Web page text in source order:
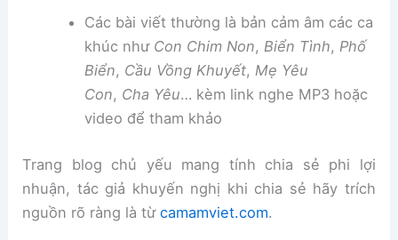
Các bài viết thường là bản cảm âm các ca
khúc như Con Chim Non, Biển Tình, Phố
Biển, Cầu Vồng Khuyết, Mẹ Yêu
Con, Cha Yêu… kèm link nghe MP3 hoặc
video để tham khảo
Trang blog chủ yếu mang tính chia sẻ phi lợi
nhuận, tác giả khuyến nghị khi chia sẻ hãy trích
nguồn rõ ràng là từcamamviet.com.